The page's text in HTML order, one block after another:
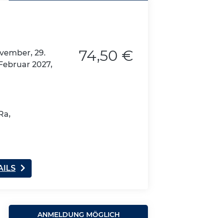
29.
2027,
74,50 €
ANMELDUNG MÖGLICH